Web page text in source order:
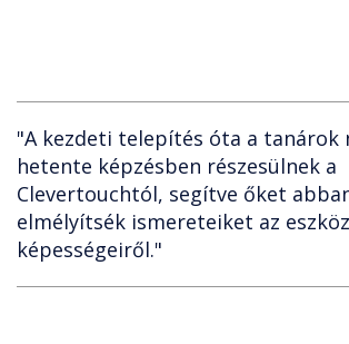
"A kezdeti telepítés óta a tanárok
hetente képzésben részesülnek a
Clevertouchtól, segítve őket
elmélyítsék ismereteiket az
képességeiről."